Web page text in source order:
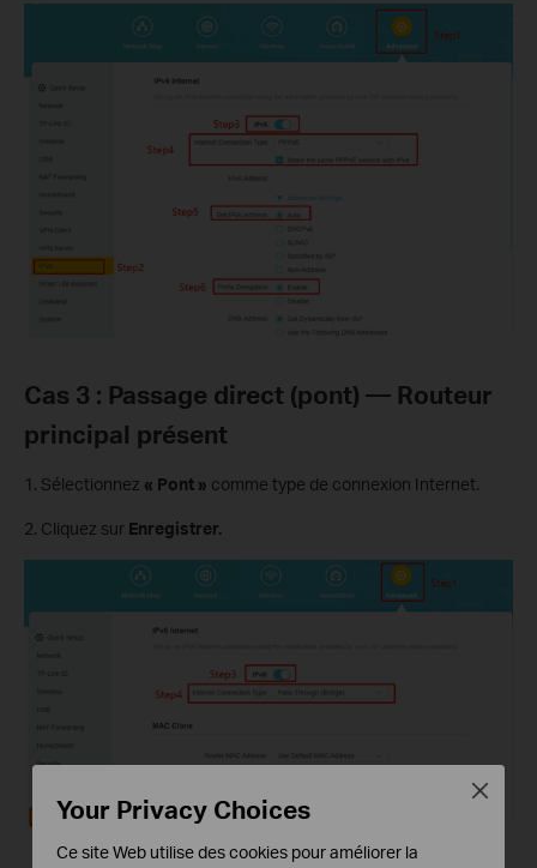
Cas 3 : Passage direct (pont) — Routeur
principal présent
1. Sélectionnez « Pont » comme type de connexion Internet.
2. Cliquez sur Enregistrer.
Your Privacy Choices
Ce site Web utilise des cookies pour améliorer la
Close